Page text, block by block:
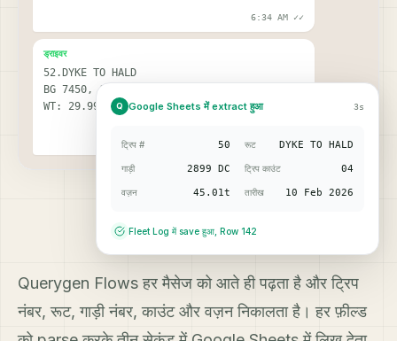
6:34 AM✓✓
ड्राइवर
52.DYKE TO HALD
BG 7450, 03
WT: 29.99
7:01 AM✓✓
Q Google Sheets में extract हुआ 3s
ट्रिप # 50 रूट DYKE TO HALD
गाड़ी 2899 DC ट्रिप काउंट 04
वज़न 45.01t तारीख 10 Feb 2026
Fleet Log में save हुआ, Row 142
Querygen Flows हर मैसेज को आते ही पढ़ता है और ट्रिप
नंबर, रूट, गाड़ी नंबर, काउंट और वज़न निकालता है। हर फ़ील्ड